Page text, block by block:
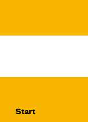
Die Tür
Start